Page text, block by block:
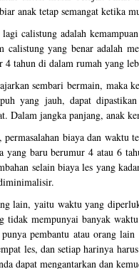
anak tetap semangat ketika
calistung adalah
calistung yang benar adalah
4 tahun di dalam rumah yang
sembari bermain, maka
yang jauh, dapat
Dalam jangka panjang, anak
biaya dan waktu
yang baru berumur 4 atau 6
selain biaya les yang
lain, yaitu waktu yang
tidak mempunyai banyak
pembantu atau orang
les, dan setiap harinya
dapat mengantarkan dan